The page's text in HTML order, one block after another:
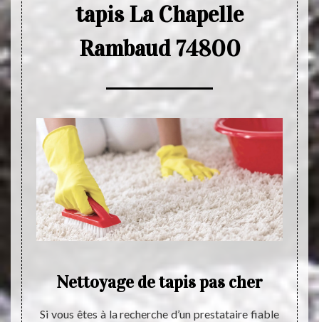
tapis La Chapelle
Rambaud 74800
Nettoyage de tapis pas cher
Si vous êtes à la recherche d’un prestataire fiable